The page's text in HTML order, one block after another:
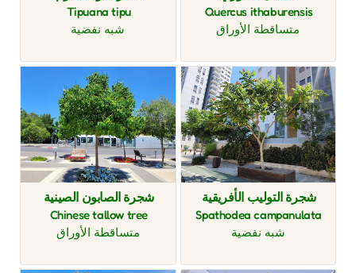
Quercus ithaburensis
متساقطة الأوراق
Tipuana tipu
شبه نفضية
شجرة التوليب الأفريقية
Spathodea campanulata
شبه نفضية
شجرة الصابون الصينية
Chinese tallow tree
متساقطة الأوراق